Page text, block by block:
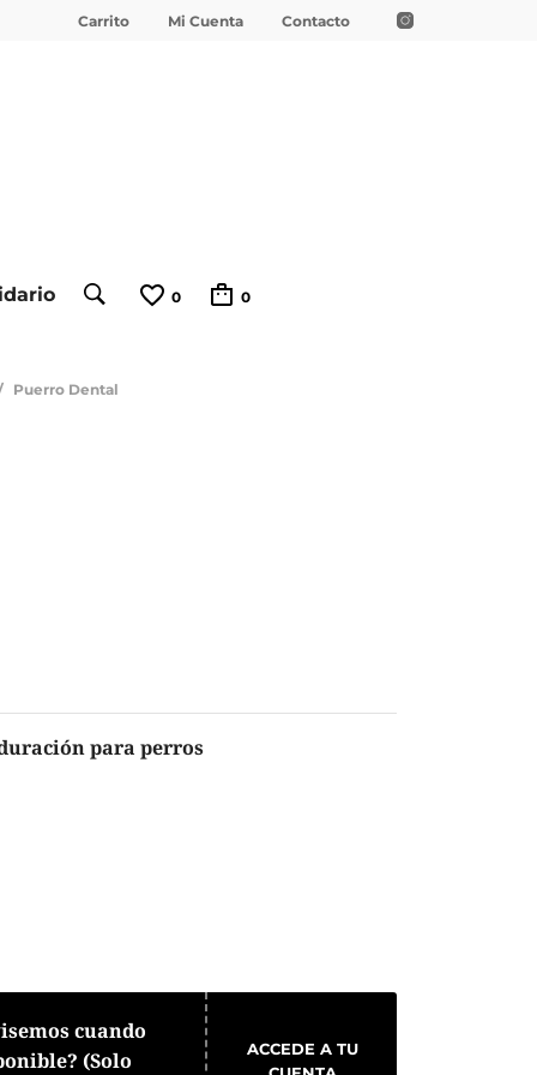
Carrito Mi Cuenta Contacto
0 0
Puerro Dental
para perros
cuando
(Solo
ACCEDE A TU